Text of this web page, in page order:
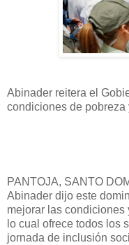
Abinader reitera el
condiciones de
PANTOJA, SANTO
Abinader dijo este
mejorar las
lo cual ofrece todos los
jornada de inclusión